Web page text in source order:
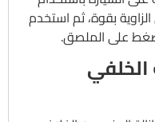
بقوة، ثم استخدم
على الملصق.
الخلفي